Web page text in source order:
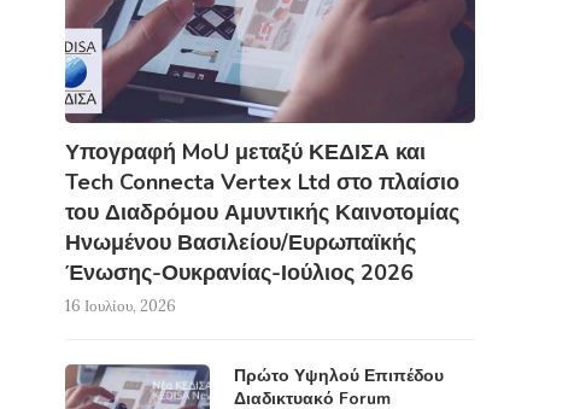
Υπογραφή MoU μεταξύ ΚΕΔΙΣΑ και
Tech Connecta Vertex Ltd στο πλαίσιο
του Διαδρόμου Αμυντικής Καινοτομίας
Ηνωμένου Βασιλείου/Ευρωπαϊκής
Ένωσης-Ουκρανίας-Ιούλιος 2026
16 Ιουλίου, 2026
Πρώτο Υψηλού Επιπέδου
Διαδικτυακό Forum